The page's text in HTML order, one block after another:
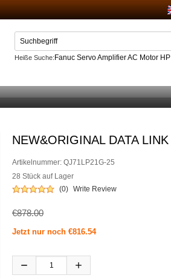
Heiße Suche: Fanuc Servo Amplifier AC Motor
NEW&ORIGINAL DATA
Artikelnummer: QJ71LP21G-25
28 Stück auf Lager
(0) Write Review
€878.00
Jetzt nur noch €816.54